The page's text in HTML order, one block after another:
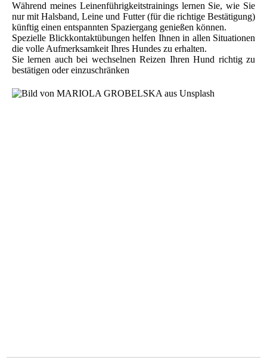
Während meines Leinenführigkeitstrainings lernen Sie, wie Sie
nur mit Halsband, Leine und Futter (für die richtige Bestätigung)
künftig einen entspannten Spaziergang genießen können.
Spezielle Blickkontaktübungen helfen Ihnen in allen Situationen
die volle Aufmerksamkeit Ihres Hundes zu erhalten.
Sie lernen auch bei wechselnen Reizen Ihren Hund richtig zu
bestätigen oder einzuschränken